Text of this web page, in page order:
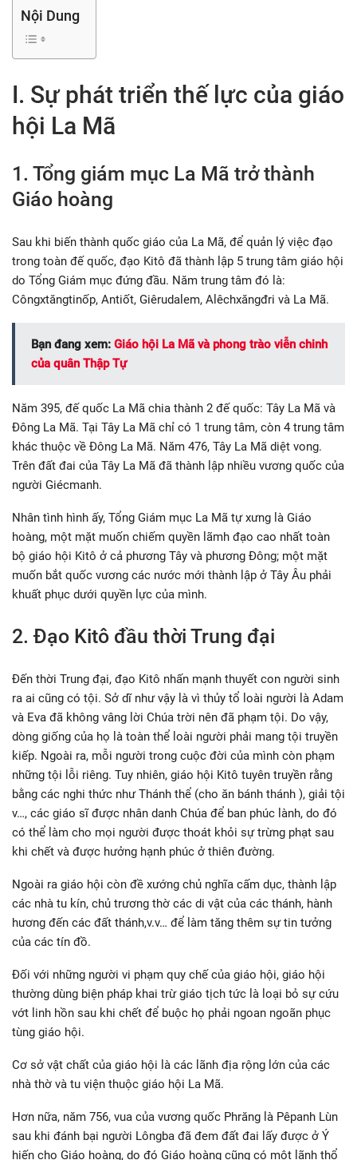
Nội Dung
I. Sự phát triển thế lực của giáo
hội La Mã
1. Tổng giám mục La Mã trở thành
Giáo hoàng
Sau khi biến thành quốc giáo của La Mã, để quản lý việc đạo
trong toàn đế quốc, đạo Kitô đã thành lập 5 trung tâm giáo hội
do Tổng Giám mục đứng đầu. Năm trung tâm đó là:
Côngxtăngtinốp, Antiốt, Giêrudalem, Alêchxăngđri và La Mã.
Bạn đang xem: Giáo hội La Mã và phong trào viễn chinh
của quân Thập Tự
Năm 395, đế quốc La Mã chia thành 2 đế quốc: Tây La Mã và
Đông La Mã. Tại Tây La Mã chỉ có 1 trung tâm, còn 4 trung tâm
khác thuộc về Đông La Mã. Năm 476, Tây La Mã diệt vong.
Trên đất đai của Tây La Mã đã thành lập nhiều vương quốc của
người Giécmanh.
Nhân tình hình ấy, Tổng Giám mục La Mã tự xưng là Giáo
hoàng, một mặt muốn chiếm quyền lãmh đạo cao nhất toàn
bộ giáo hội Kitô ở cả phương Tây và phương Đông; một mặt
muốn bắt quốc vương các nước mới thành lập ở Tây Âu phải
khuất phục dưới quyền lực của mình.
2. Đạo Kitô đầu thời Trung đại
Đến thời Trung đại, đạo Kitô nhấn mạnh thuyết con người sinh
ra ai cũng có tội. Sở dĩ như vậy là vì thủy tổ loài người là Adam
và Eva đã không vâng lời Chúa trời nên đã phạm tội. Do vậy,
dòng giống của họ là toàn thể loài người phải mang tội truyền
kiếp. Ngoài ra, mỗi người trong cuộc đời của mình còn phạm
những tội lỗi riêng. Tuy nhiên, giáo hội Kitô tuyên truyền rằng
bằng các nghi thức như Thánh thể (cho ăn bánh thánh ), giải tội
v…, các giáo sĩ được nhân danh Chúa để ban phúc lành, do đó
có thể làm cho mọi người được thoát khỏi sự trừng phạt sau
khi chết và được hưởng hạnh phúc ở thiên đường.
Ngoài ra giáo hội còn đề xướng chủ nghĩa cấm dục, thành lập
các nhà tu kín, chủ trương thờ các di vật của các thánh, hành
hương đến các đất thánh,v.v… để làm tăng thêm sự tin tưởng
của các tín đồ.
Đối với những người vi phạm quy chế của giáo hội, giáo hội
thường dùng biện pháp khai trừ giáo tịch tức là loại bỏ sự cứu
vớt linh hồn sau khi chết để buộc họ phải ngoan ngoãn phục
tùng giáo hội.
Cơ sở vật chất của giáo hội là các lãnh địa rộng lớn của các
nhà thờ và tu viện thuộc giáo hội La Mã.
Hơn nữa, năm 756, vua của vương quốc Phrăng là Pêpanh Lùn
sau khi đánh bại người Lôngba đã đem đất đai lấy được ở Ý
hiến cho Giáo hoàng, do đó Giáo hoàng cũng có một lãnh thổ